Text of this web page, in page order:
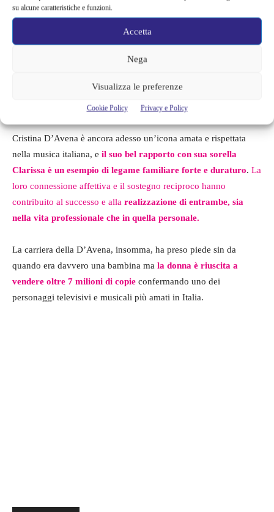
su alcune caratteristiche e funzioni.
Accetta
Nega
Visualizza le preferenze
Cookie Policy Privacy e Policy
Il successo di Cristina D’Avena
Cristina D’Avena è ancora adesso un’icona amata e rispettata
nella musica italiana, e il suo bel rapporto con sua sorella
Clarissa è un esempio di legame familiare forte e duraturo. La
loro connessione affettiva e il sostegno reciproco hanno
contribuito al successo e alla realizzazione di entrambe, sia
nella vita professionale che in quella personale.
La carriera della D’Avena, insomma, ha preso piede sin da
quando era davvero una bambina ma la donna è riuscita a
vendere oltre 7 milioni di copie confermando uno dei
personaggi televisivi e musicali più amati in Italia.